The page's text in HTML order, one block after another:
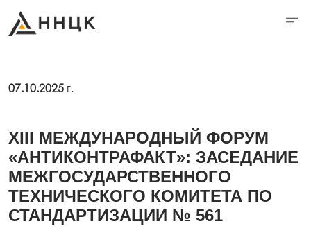
07.10.2025 г.
XIII МЕЖДУНАРОДНЫЙ ФОРУМ
«АНТИКОНТРАФАКТ»: ЗАСЕДАНИЕ
МЕЖГОСУДАРСТВЕННОГО
ТЕХНИЧЕСКОГО КОМИТЕТА ПО
СТАНДАРТИЗАЦИИ № 561